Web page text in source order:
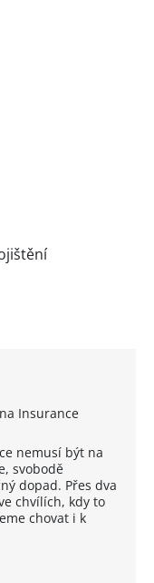
nemusí být na
svobodě
dopad. Přes dva
chvílích, kdy to
chovat i k